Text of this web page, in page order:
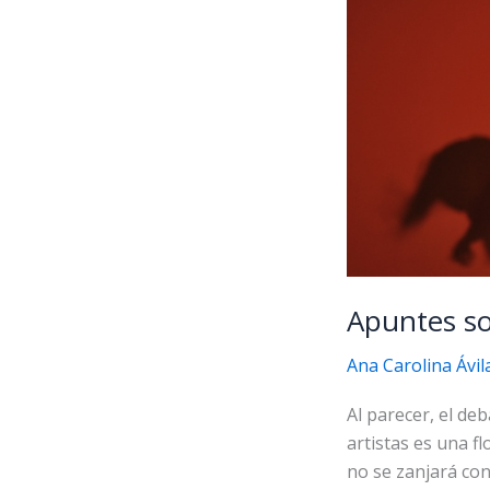
Apuntes
Ana Carolina
Al parecer, el
artistas es una
no se zanjará